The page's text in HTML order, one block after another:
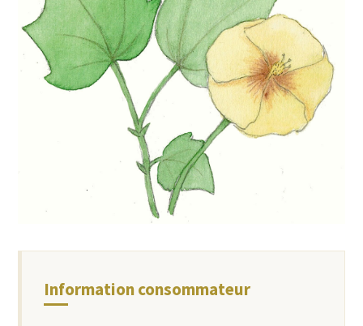
Information consommateur